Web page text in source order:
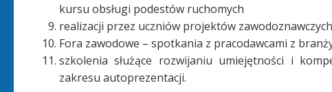
kursu obsługi podestów ruchomych
realizacji przez uczniów projektów
Fora zawodowe – spotkania z pracodawcami z
szkolenia służące rozwijaniu umiejętności i
zakresu autoprezentacji.